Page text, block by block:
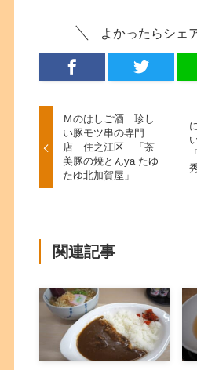
よかったらシェ
Ｍのはしご酒 珍し
い豚モツ串の専門
店 住之江区 「茶
美豚の焼とんya たゆ
たゆ北加賀屋」
関連記事